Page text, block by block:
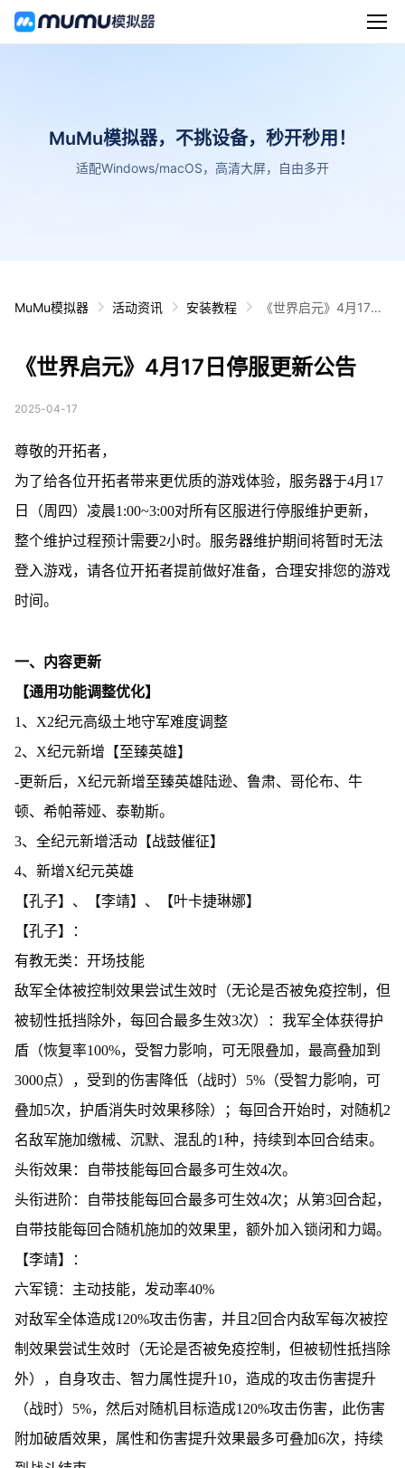
MuMu模拟器，不挑设备，秒开秒用！
适配Windows/macOS，高清大屏，自由多开
MuMu模拟器 活动资讯 安装教程
《世界启元》4月17日
《世界启元》4月17日停服更新公告
2025-04-17
尊敬的开拓者，
为了给各位开拓者带来更优质的游戏体验，服务器于4月17
日（周四）凌晨1:00~3:00对所有区服进行停服维护更新，
整个维护过程预计需要2小时。服务器维护期间将暂时无法
登入游戏，请各位开拓者提前做好准备，合理安排您的游戏
时间。
一、内容更新
【通用功能调整优化】
1、X2纪元高级土地守军难度调整
2、X纪元新增【至臻英雄】
-更新后，X纪元新增至臻英雄陆逊、鲁肃、哥伦布、牛
顿、希帕蒂娅、泰勒斯。
3、全纪元新增活动【战鼓催征】
4、新增X纪元英雄
【孔子】、【李靖】、【叶卡捷琳娜】
【孔子】：
有教无类：开场技能
敌军全体被控制效果尝试生效时（无论是否被免疫控制，但
被韧性抵挡除外，每回合最多生效3次）：我军全体获得护
盾（恢复率100%，受智力影响，可无限叠加，最高叠加到
3000点），受到的伤害降低（战时）5%（受智力影响，可
叠加5次，护盾消失时效果移除）；每回合开始时，对随机2
名敌军施加缴械、沉默、混乱的1种，持续到本回合结束。
头衔效果：自带技能每回合最多可生效4次。
头衔进阶：自带技能每回合最多可生效4次；从第3回合起，
自带技能每回合随机施加的效果里，额外加入锁闭和力竭。
【李靖】：
六军镜：主动技能，发动率40%
对敌军全体造成120%攻击伤害，并且2回合内敌军每次被控
制效果尝试生效时（无论是否被免疫控制，但被韧性抵挡除
外），自身攻击、智力属性提升10，造成的攻击伤害提升
（战时）5%，然后对随机目标造成120%攻击伤害，此伤害
附加破盾效果，属性和伤害提升效果最多可叠加6次，持续